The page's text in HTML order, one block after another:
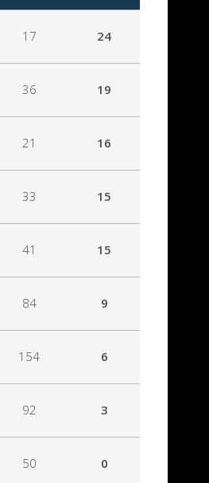
17 24
36 19
21 16
33 15
41 15
84 9
154 6
92 3
50 0